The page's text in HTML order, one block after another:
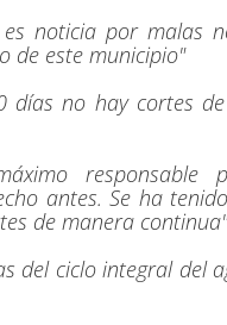
noticia por malas
de este municipio"
días no hay cortes
responsable
antes. Se ha
de manera continua"
del ciclo integral del